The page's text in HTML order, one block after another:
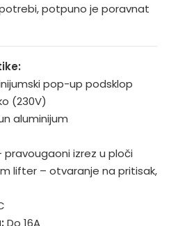
potpuno je poravnat
pop-up podsklop
(230V)
aluminijum
pravougaoni izrez u ploči
lifter – otvaranje na pritisak,
Do 16A